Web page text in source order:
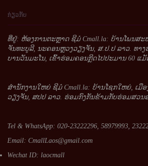
ກ່ຽວກັບ
ທີ່ຢູ່: ຫ້ອງການຕະຫຼາດ ຊີມໍ Cmall.la: ບ້ານໂພນສະ
ຈັນທະບູລີ, ນະຄອນຫຼວງວຽງຈັນ, ສ.ປ.ປ ລາວ. ທາງ
ບານວັນມະໂນ, ເຂົ້າຮ່ອມຄອນກຼີດໄປປະມານ 60 ແ
ສໍານັກງານໃຫຍ່ ຊີມໍ Cmall.la: ບ້ານໂຊກໃຫຍ່, ເມື
ວຽງຈັນ, ສປປ ລາວ. ຮ່ອມກົງກັນຂ້າມກັບຮ່ອມສວນ
Tel & WhatsApp: 020-23222296, 58979993,
Email: CmallLaos@gmail.com
Wechat ID: laocmall